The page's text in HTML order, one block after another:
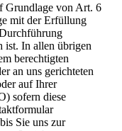
Grundlage von Art. 6
mit der Erfüllung
ist. In allen übrigen
berechtigten
an uns gerichteten
auf Ihrer
sofern diese
Sie uns zur